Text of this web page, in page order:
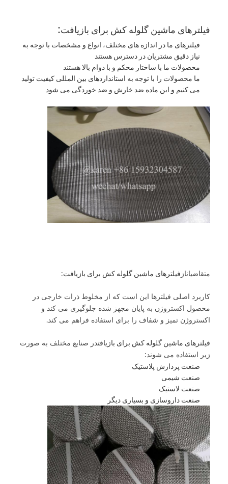
فیلترهای ماشین گلوله کش برای بازیافت:
فیلترهای ما در اندازه های مختلف، انواع و مشخصات با توجه به
نیاز دقیق مشتریان در دسترس هستند
محصولات ما با ساختار محکم و با دوام بالا هستند
ما محصولات را با توجه به استانداردهای بین المللی کیفیت تولید
می کنیم و این ماده ضد خارش و ضد خوردگی می شود
متقاضیاناز فیلترهای ماشین گلوله کش برای بازیافت:
کاربرد اصلی فیلترها این است که از مخلوط ذرات خارجی در
محصول اکستروژن به پایان مجهز شده جلوگیری می کند و
اکستروژن تمیز و شفاف را برای استفاده فراهم می کند.
فیلترهای ماشین گلوله کش برای بازیافتدر صنایع مختلف به صورت
زیر استفاده می شوند:
صنعت پردازش پلاستیک
صنعت شیمی
صنعت لاستیک
صنعت داروسازی و بسیاری دیگر